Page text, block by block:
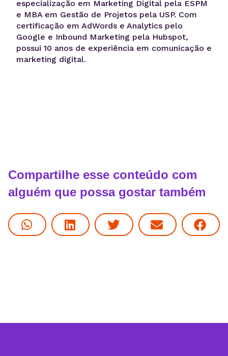
especialização em Marketing Digital pela ESPM
e MBA em Gestão de Projetos pela USP. Com
certificação em AdWords e Analytics pelo
Google e Inbound Marketing pela Hubspot,
possui 10 anos de experiência em comunicação e
marketing digital.
Compartilhe esse conteúdo com
alguém que possa gostar também